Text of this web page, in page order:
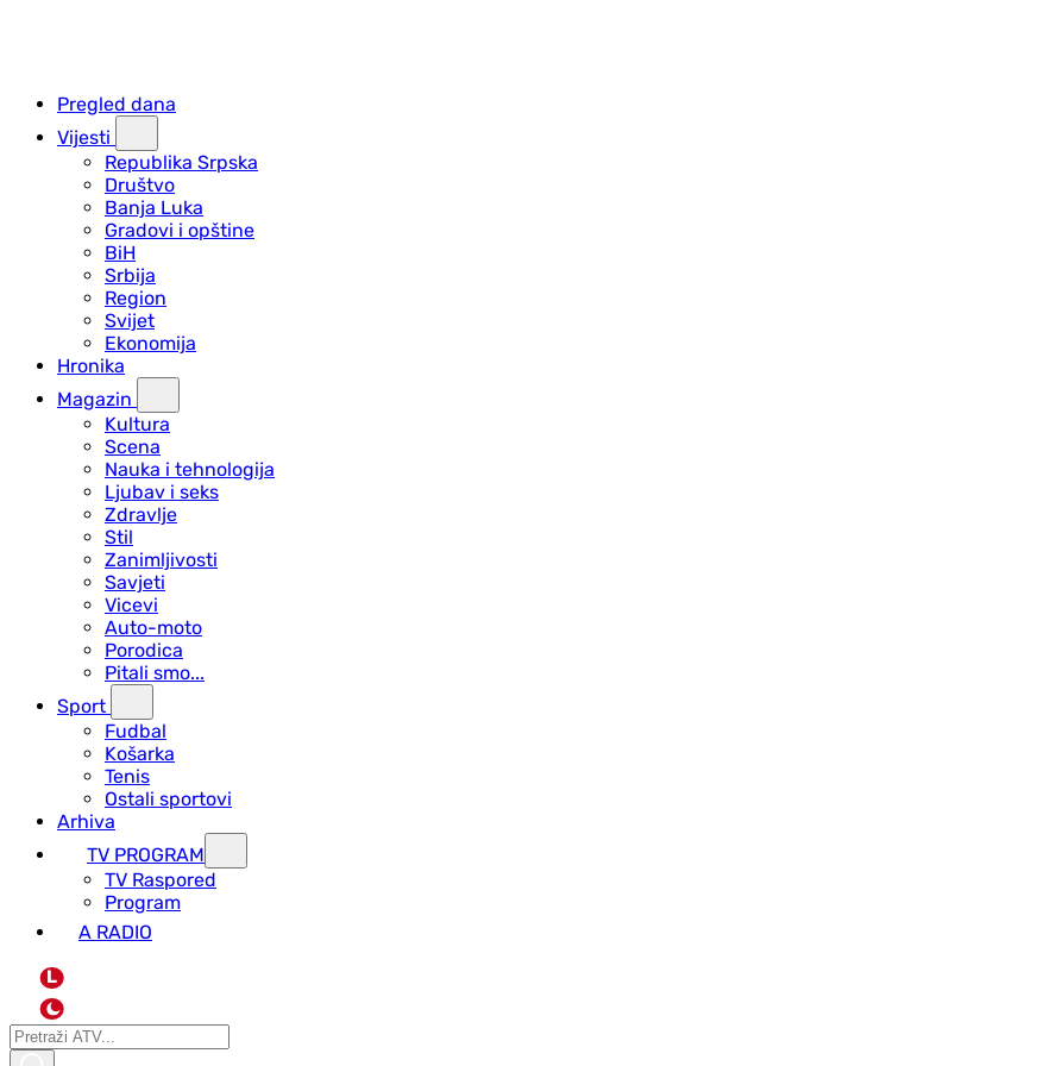
Pregled dana
Vijesti
Republika Srpska
Društvo
Banja Luka
Gradovi i opštine
BiH
Srbija
Region
Svijet
Ekonomija
Hronika
Magazin
Kultura
Scena
Nauka i tehnologija
Ljubav i seks
Zdravlje
Stil
Zanimljivosti
Savjeti
Vicevi
Auto-moto
Porodica
Pitali smo...
Sport
Fudbal
Košarka
Tenis
Ostali sportovi
Arhiva
TV PROGRAM
ТV Raspored
Program
A RADIO
L